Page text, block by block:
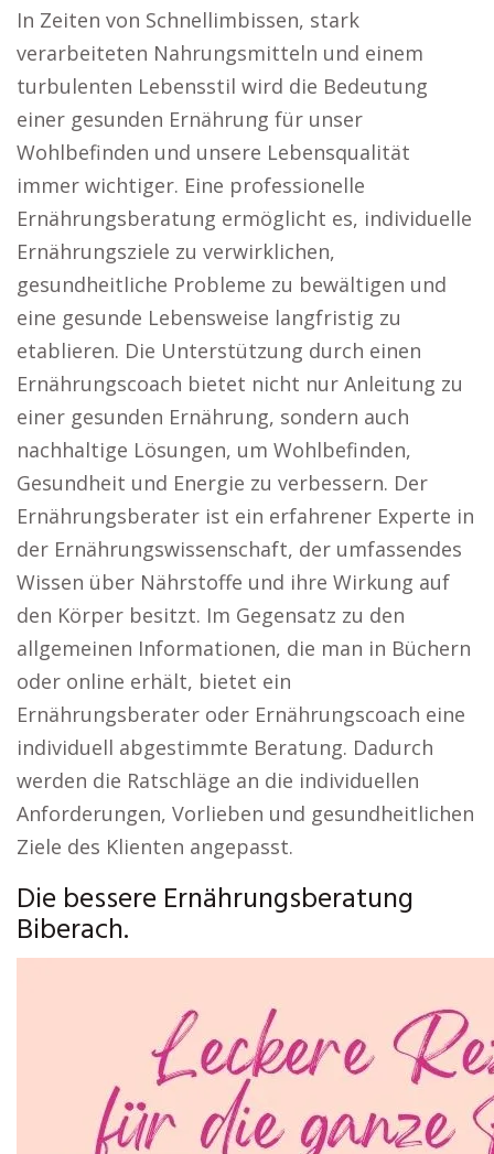
In Zeiten von Schnellimbissen, stark
verarbeiteten Nahrungsmitteln und einem
turbulenten Lebensstil wird die Bedeutung
einer gesunden Ernährung für unser
Wohlbefinden und unsere Lebensqualität
immer wichtiger. Eine professionelle
Ernährungsberatung ermöglicht es, individuelle
Ernährungsziele zu verwirklichen,
gesundheitliche Probleme zu bewältigen und
eine gesunde Lebensweise langfristig zu
etablieren. Die Unterstützung durch einen
Ernährungscoach bietet nicht nur Anleitung zu
einer gesunden Ernährung, sondern auch
nachhaltige Lösungen, um Wohlbefinden,
Gesundheit und Energie zu verbessern. Der
Ernährungsberater ist ein erfahrener Experte in
der Ernährungswissenschaft, der umfassendes
Wissen über Nährstoffe und ihre Wirkung auf
den Körper besitzt. Im Gegensatz zu den
allgemeinen Informationen, die man in Büchern
oder online erhält, bietet ein
Ernährungsberater oder Ernährungscoach eine
individuell abgestimmte Beratung. Dadurch
werden die Ratschläge an die individuellen
Anforderungen, Vorlieben und gesundheitlichen
Ziele des Klienten angepasst.
Die bessere Ernährungsberatung
Biberach.